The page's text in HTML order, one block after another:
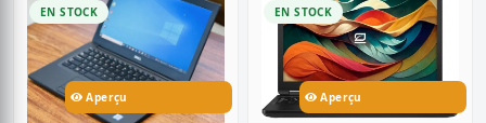
EN STOCK
Aperçu
EN STOCK
Aperçu